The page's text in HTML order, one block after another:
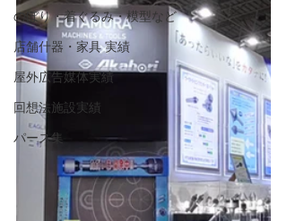
のぼり・着ぐるみ・模型など
店舗什器・家具 実績
屋外広告媒体実績
回想法施設実績
パース集